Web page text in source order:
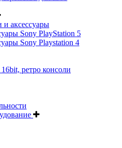
аксессуары
Sony PlayStation 5
Sony Playstation 4
ретро консоли